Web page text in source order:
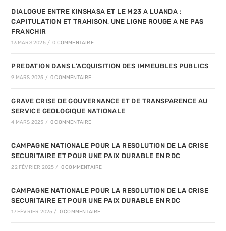
DIALOGUE ENTRE KINSHASA ET LE M23 A LUANDA :
CAPITULATION ET TRAHISON, UNE LIGNE ROUGE A NE PAS
FRANCHIR
13 MARS 2025 / 0 COMMENTAIRE
PREDATION DANS L’ACQUISITION DES IMMEUBLES PUBLICS
9 MARS 2025 / 0 COMMENTAIRE
GRAVE CRISE DE GOUVERNANCE ET DE TRANSPARENCE AU
SERVICE GEOLOGIQUE NATIONALE
4 MARS 2025 / 0 COMMENTAIRE
CAMPAGNE NATIONALE POUR LA RESOLUTION DE LA CRISE
SECURITAIRE ET POUR UNE PAIX DURABLE EN RDC
22 FÉVRIER 2025 / 0 COMMENTAIRE
CAMPAGNE NATIONALE POUR LA RESOLUTION DE LA CRISE
SECURITAIRE ET POUR UNE PAIX DURABLE EN RDC
17 FÉVRIER 2025 / 0 COMMENTAIRE